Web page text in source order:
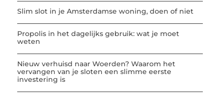
Slim slot in je Amsterdamse woning, doen of niet
Propolis in het dagelijks gebruik: wat je moet
weten
Nieuw verhuisd naar Woerden? Waarom het
vervangen van je sloten een slimme eerste
investering is